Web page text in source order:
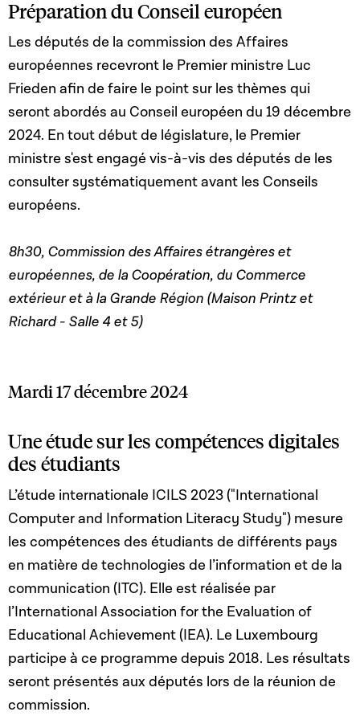
Préparation du Conseil européen
Les députés de la commission des Affaires
européennes recevront le Premier ministre Luc
Frieden afin de faire le point sur les thèmes qui
seront abordés au Conseil européen du 19 décembre
2024. En tout début de législature, le Premier
ministre s'est engagé vis-à-vis des députés de les
consulter systématiquement avant les Conseils
européens.
8h30, Commission des Affaires étrangères et
européennes, de la Coopération, du Commerce
extérieur et à la Grande Région (Maison Printz et
Richard - Salle 4 et 5)
Mardi 17 décembre 2024
Une étude sur les compétences digitales
des étudiants
L’étude internationale ICILS 2023 ("International
Computer and Information Literacy Study") mesure
les compétences des étudiants de différents pays
en matière de technologies de l’information et de la
communication (ITC). Elle est réalisée par
l’International Association for the Evaluation of
Educational Achievement (IEA). Le Luxembourg
participe à ce programme depuis 2018. Les résultats
seront présentés aux députés lors de la réunion de
commission.